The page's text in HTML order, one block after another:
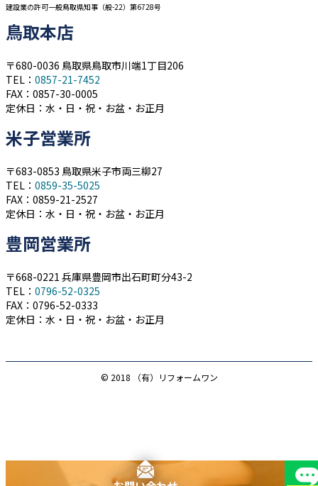
建設業の許可一般鳥取県知事（般-22）第6728号
鳥取本店
〒680-0036 鳥取県鳥取市川端1丁目206
TEL： 0857-21-7452
FAX：0857-30-0005
定休日：水・日・祝・お盆・お正月
米子営業所
〒683-0853 鳥取県米子市両三柳27
TEL： 0859-35-5025
FAX：0859-21-2527
定休日：水・日・祝・お盆・お正月
豊岡営業所
〒668-0221 兵庫県豊岡市出石町町分43-2
TEL： 0796-52-0325
FAX：0796-52-0333
定休日：水・日・祝・お盆・お正月
© 2018 （有）リフォームワン